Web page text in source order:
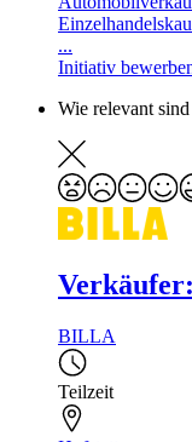
...
Initiativ
Wie relevant
BILLA
Teilzeit